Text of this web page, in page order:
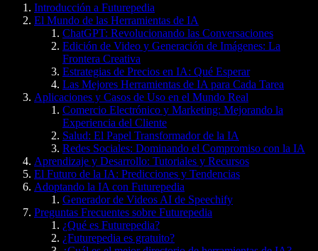
Introducción a Futurepedia
El Mundo de las Herramientas de IA
ChatGPT: Revolucionando las Conversaciones
Edición de Video y Generación de Imágenes: La
Frontera Creativa
Estrategias de Precios en IA: Qué Esperar
Las Mejores Herramientas de IA para Cada Tarea
Aplicaciones y Casos de Uso en el Mundo Real
Comercio Electrónico y Marketing: Mejorando la
Experiencia del Cliente
Salud: El Papel Transformador de la IA
Redes Sociales: Dominando el Compromiso con la IA
Aprendizaje y Desarrollo: Tutoriales y Recursos
El Futuro de la IA: Predicciones y Tendencias
Adoptando la IA con Futurepedia
Generador de Videos AI de Speechify
Preguntas Frecuentes sobre Futurepedia
¿Qué es Futurepedia?
¿Futurepedia es gratuito?